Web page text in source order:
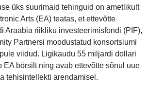
üks suurimaid tehinguid on ametlikult
Arts (EA) teatas, et ettevõtte
Araabia riikliku investeerimisfondi (PIF),
Partnersi moodustatud konsortsiumi
viidud. Ligikaudu 55 miljardi dollari
EA börsilt ning avab ettevõtte sõnul uue
tehisintellekti arendamisel.